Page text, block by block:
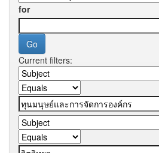
for
Current filters: